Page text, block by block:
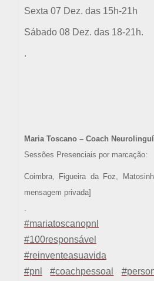
Sexta 07 Dez. das 15h-21h
Sábado 08 Dez. das 18-21h.
.
Maria Toscano – Coach
Sessões Presenciais por marcação:
Coimbra, Figueira da Foz,
mensagem privada]
.
#mariatoscanopnl
#100responsável
#reinventeasuavida
#pnl #coachpessoal #